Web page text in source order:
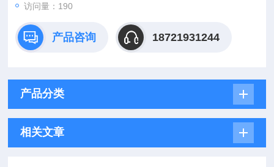
访问量：190
产品咨询 18721931244
产品分类
相关文章